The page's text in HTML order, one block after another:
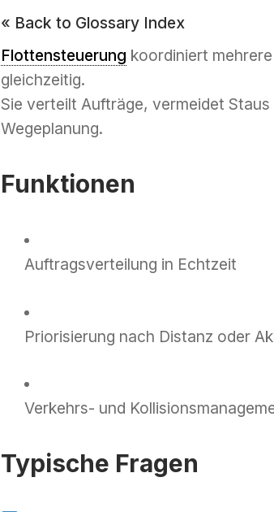
« Back to Glossary Index
Flottensteuerung koordiniert
gleichzeitig.
Sie verteilt Aufträge, vermeidet
Wegeplanung.
Funktionen
Auftragsverteilung in Echtzeit
Priorisierung nach Distanz oder
Verkehrs- und
Typische Fragen